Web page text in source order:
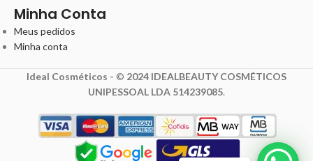
Minha Conta
Meus pedidos
Minha conta
Ideal Cosméticos - © 2024 IDEALBEAUTY COSMÉTICOS
UNIPESSOAL LDA 514239085.